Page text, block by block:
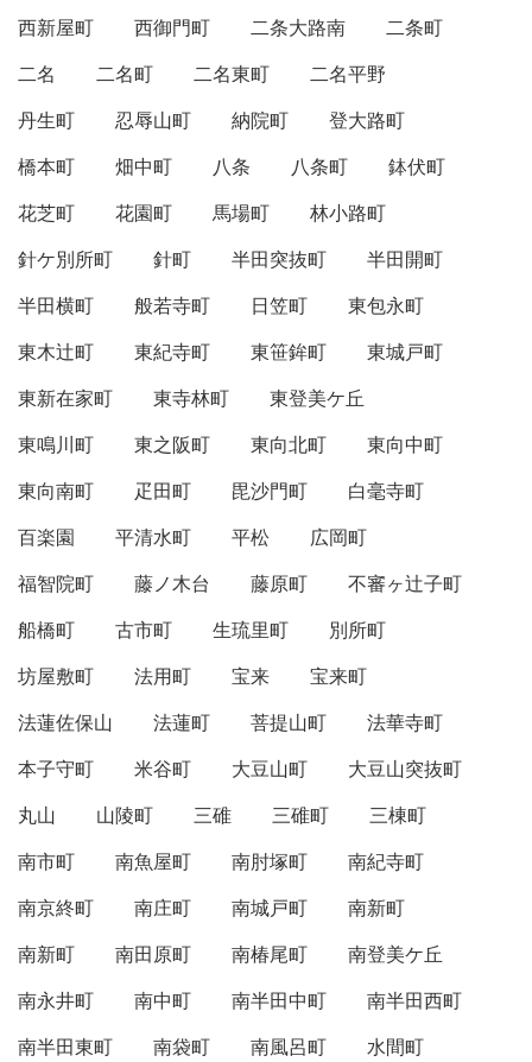
西新屋町
西御門町 二条大路南
二条町
二名
二名町 二名東町
二名平野
丹生町
忍辱山町 納院町
登大路町
橋本町
畑中町 八条 八条町
鉢伏町
花芝町
花園町 馬場町
林小路町
針ケ別所町
針町 半田突抜町
半田開町
半田横町
般若寺町 日笠町
東包永町
東木辻町
東紀寺町 東笹鉾町
東城戸町
東新在家町
東寺林町
東登美ケ丘
東鳴川町
東之阪町 東向北町
東向中町
東向南町
疋田町 毘沙門町
白毫寺町
百楽園
平清水町 平松
広岡町
福智院町
藤ノ木台 藤原町
不審ヶ辻子町
船橋町
古市町 生琉里町
別所町
坊屋敷町
法用町 宝来
宝来町
法蓮佐保山
法蓮町 菩提山町
法華寺町
本子守町
米谷町 大豆山町
大豆山突抜町
丸山
山陵町 三碓 三碓町
三棟町
南市町
南魚屋町 南肘塚町
南紀寺町
南京終町
南庄町 南城戸町
南新町
南新町
南田原町 南椿尾町
南登美ケ丘
南永井町
南中町 南半田中町
南半田西町
南半田東町
南袋町 南風呂町
水間町